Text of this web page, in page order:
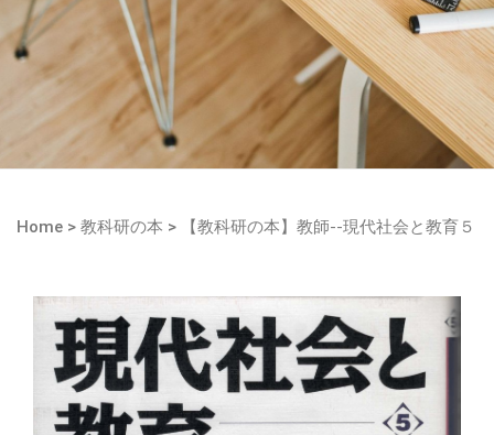
Home > 教科研の本 > 【教科研の本】教師--現代社会と教育５